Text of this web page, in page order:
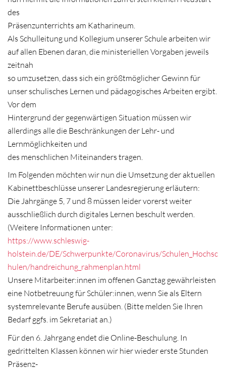
des
Präsenzunterrichts am Katharineum.
Als Schulleitung und Kollegium unserer Schule arbeiten wir
auf allen Ebenen daran, die ministeriellen Vorgaben jeweils
zeitnah
so umzusetzen, dass sich ein größtmöglicher Gewinn für
unser schulisches Lernen und pädagogisches Arbeiten ergibt.
Vor dem
Hintergrund der gegenwärtigen Situation müssen wir
allerdings alle die Beschränkungen der Lehr- und
Lernmöglichkeiten und
des menschlichen Miteinanders tragen.
Im Folgenden möchten wir nun die Umsetzung der aktuellen
Kabinettbeschlüsse unserer Landesregierung erläutern:
Die Jahrgänge 5, 7 und 8 müssen leider vorerst weiter
ausschließlich durch digitales Lernen beschult werden.
(Weitere Informationen unter:
https://www.schleswig-
holstein.de/DE/Schwerpunkte/Coronavirus/Schulen_Hochsc
hulen/handreichung_rahmenplan.html
Unsere Mitarbeiter:innen im offenen Ganztag gewährleisten
eine Notbetreuung für Schüler:innen, wenn Sie als Eltern
systemrelevante Berufe ausüben. (Bitte melden Sie Ihren
Bedarf ggfs. im Sekretariat an.)
Für den 6. Jahrgang endet die Online-Beschulung. In
gedrittelten Klassen können wir hier wieder erste Stunden
Präsenz-